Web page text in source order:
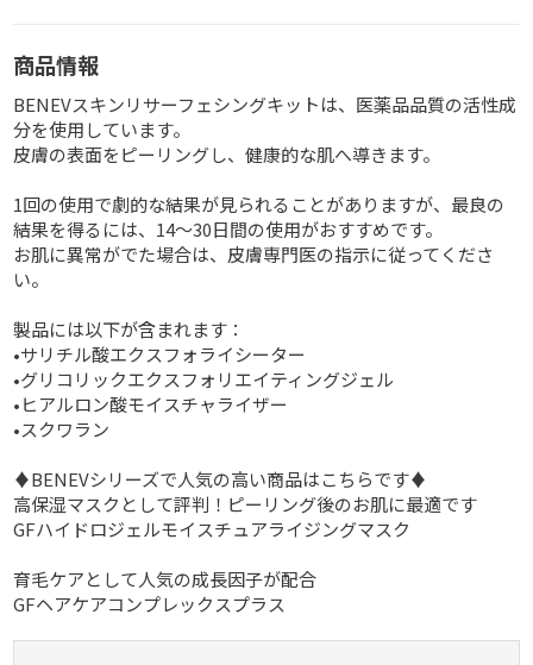
商品情報
BENEVスキンリサーフェシングキットは、医薬品品質の活性成
分を使用しています。
皮膚の表面をピーリングし、健康的な肌へ導きます。
1回の使用で劇的な結果が見られることがありますが、最良の
結果を得るには、14〜30日間の使用がおすすめです。
お肌に異常がでた場合は、皮膚専門医の指示に従ってくださ
い。
製品には以下が含まれます：
•サリチル酸エクスフォライシーター
•グリコリックエクスフォリエイティングジェル
•ヒアルロン酸モイスチャライザー
•スクワラン
♦BENEVシリーズで人気の高い商品はこちらです♦
高保湿マスクとして評判！ピーリング後のお肌に最適です
GFハイドロジェルモイスチュアライジングマスク
育毛ケアとして人気の成長因子が配合
GFヘアケアコンプレックスプラス